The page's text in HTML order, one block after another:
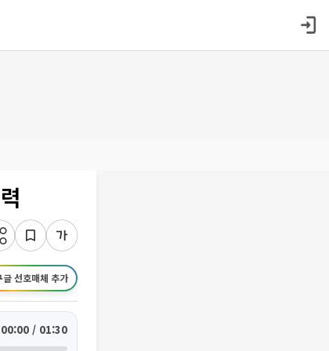
글 선호매체 추가
00:00 / 01:30